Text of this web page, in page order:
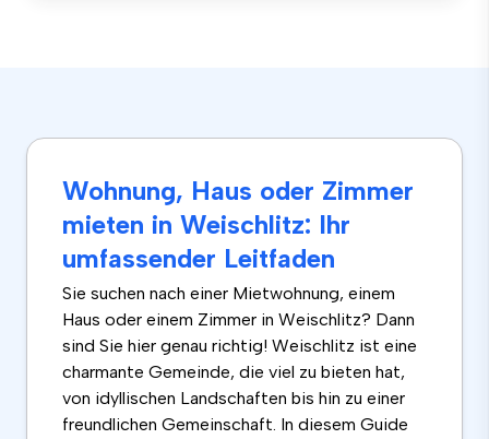
Wohnung, Haus oder Zimmer
mieten in Weischlitz: Ihr
umfassender Leitfaden
Sie suchen nach einer Mietwohnung, einem
Haus oder einem Zimmer in Weischlitz? Dann
sind Sie hier genau richtig! Weischlitz ist eine
charmante Gemeinde, die viel zu bieten hat,
von idyllischen Landschaften bis hin zu einer
freundlichen Gemeinschaft. In diesem Guide